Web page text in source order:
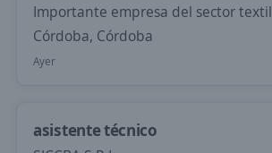
Importante empresa del sector textil
Córdoba, Córdoba
Ayer
asistente técnico